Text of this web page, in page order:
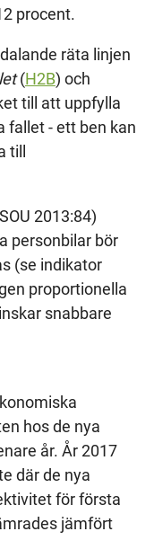
procent.
räta linjen
(H2B) och
till att uppfylla
fallet - ett ben kan
till
2013:84)
personbilar bör
(se indikator
proportionella
snabbare
hos de nya
år. År 2017
där de nya
för första
jämfört